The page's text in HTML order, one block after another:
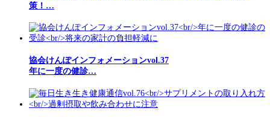
策！…
協会けんぽインフォメーションvol.37
年に一度の健診…